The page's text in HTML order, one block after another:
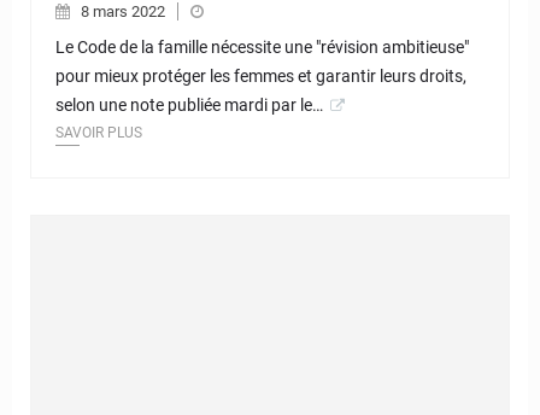
8 mars 2022
Le Code de la famille nécessite une "révision ambitieuse"
pour mieux protéger les femmes et garantir leurs droits,
selon une note publiée mardi par le…
SAVOIR PLUS